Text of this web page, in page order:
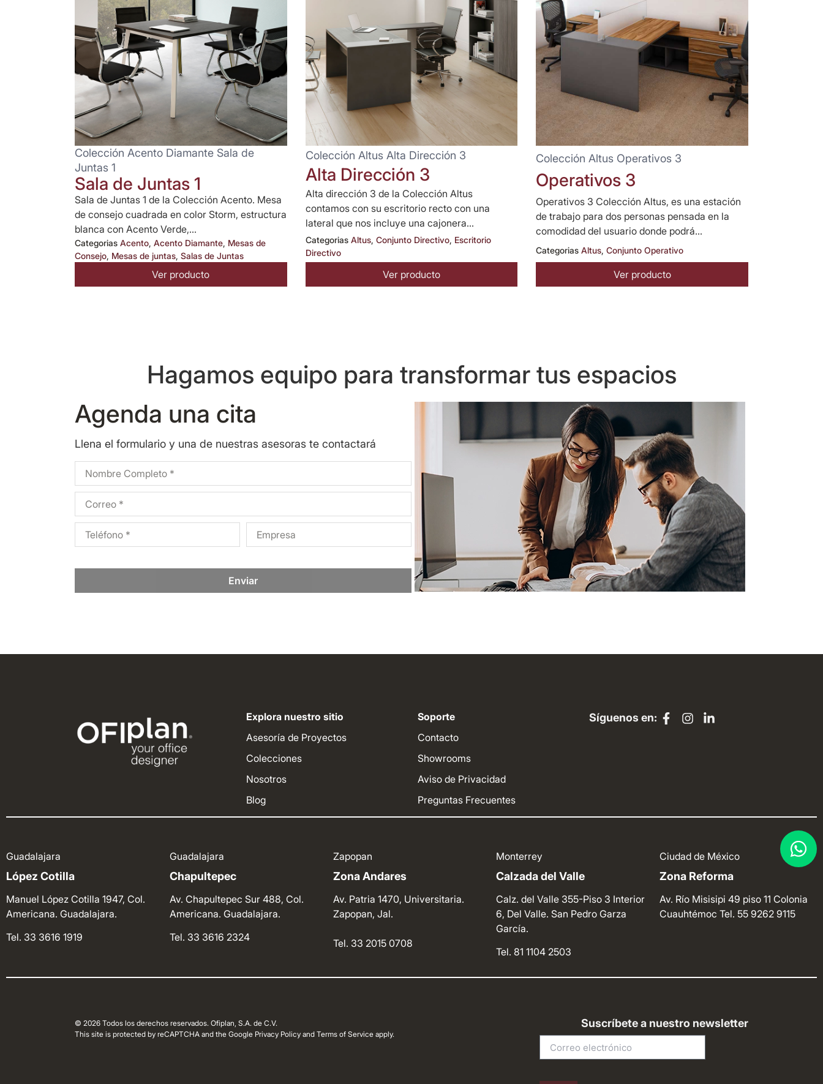
Colección Acento Diamante Sala de
Juntas 1
Sala de Juntas 1
Sala de Juntas 1 de la Colección Acento. Mesa
de consejo cuadrada en color Storm, estructura
blanca con Acento Verde,...
Categorias Acento, Acento Diamante, Mesas de
Consejo, Mesas de juntas, Salas de Juntas
Ver producto
Colección Altus Alta Dirección 3
Alta Dirección 3
Alta dirección 3 de la Colección Altus
contamos con su escritorio recto con una
lateral que nos incluye una cajonera...
Categorias Altus, Conjunto Directivo, Escritorio
Directivo
Ver producto
Colección Altus Operativos 3
Operativos 3
Operativos 3 Colección Altus, es una estación
de trabajo para dos personas pensada en la
comodidad del usuario donde podrá...
Categorias Altus,Conjunto Operativo
Ver producto
Hagamos equipo para transformar tus espacios
Agenda una cita
Llena el formulario y una de nuestras asesoras te contactará
Enviar
Explora nuestro sitio
Asesoría de Proyectos
Colecciones
Nosotros
Blog
Soporte
Contacto
Showrooms
Aviso de Privacidad
Preguntas Frecuentes
Síguenos en:
Guadalajara
López Cotilla
Manuel López Cotilla 1947, Col.
Americana. Guadalajara.
Tel. 33 3616 1919
Guadalajara
Chapultepec
Av. Chapultepec Sur 488, Col.
Americana. Guadalajara.
Tel. 33 3616 2324
Zapopan
Zona Andares
Av. Patria 1470, Universitaria.
Zapopan, Jal.
Tel. 33 2015 0708
Monterrey
Calzada del Valle
Calz. del Valle 355-Piso 3 Interior
6, Del Valle. San Pedro Garza
García.
Tel. 81 1104 2503
Ciudad de México
Zona Reforma
Av. Río Misisipi 49 piso 11 Colonia
CuauhtémocTel. 55 9262 9115
© 2026 Todos los derechos reservados. Ofiplan, S.A. de C.V.
This site is protected by reCAPTCHA and the Google Privacy Policy and Terms of Service apply.
Suscríbete a nuestro newsletter